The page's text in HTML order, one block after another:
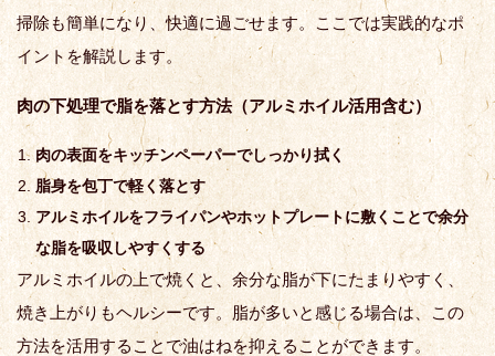
掃除も簡単になり、快適に過ごせます。ここでは実践的なポ
イントを解説します。
肉の下処理で脂を落とす方法（アルミホイル活用含む）
肉の表面をキッチンペーパーでしっかり拭く
脂身を包丁で軽く落とす
アルミホイルをフライパンやホットプレートに敷くことで余分
な脂を吸収しやすくする
アルミホイルの上で焼くと、余分な脂が下にたまりやすく、
焼き上がりもヘルシーです。脂が多いと感じる場合は、この
方法を活用することで油はねを抑えることができます。